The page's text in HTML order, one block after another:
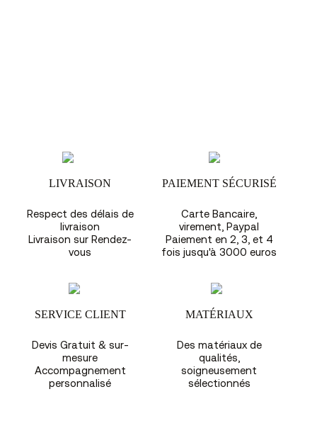
LIVRAISON
Respect des délais de
livraison
Livraison sur Rendez-
vous
PAIEMENT SÉCURISÉ
Carte Bancaire,
virement, Paypal
Paiement en 2, 3, et 4
fois jusqu'à 3000 euros
SERVICE CLIENT
Devis Gratuit & sur-
mesure
Accompagnement
personnalisé
MATÉRIAUX
Des matériaux de
qualités,
soigneusement
sélectionnés